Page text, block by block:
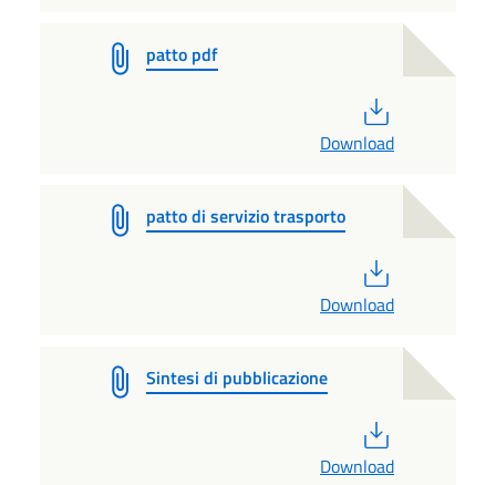
patto pdf
Download
patto di servizio trasporto
Download
Sintesi di pubblicazione
Download